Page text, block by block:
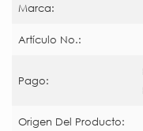
Marca:
Artículo No.:
Pago:
Origen Del Producto: